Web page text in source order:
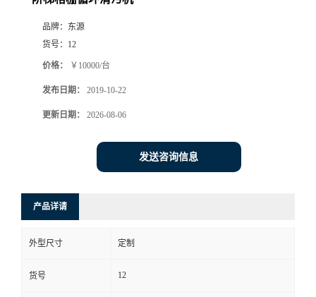
品牌： 东源
货号： 12
价格： ￥10000/台
发布日期： 2019-10-22
更新日期： 2026-08-06
发送咨询信息
产品详请
外型尺寸 定制
货号 12